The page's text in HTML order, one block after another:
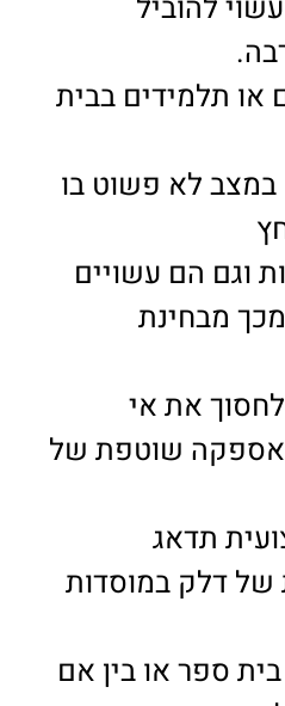
להוביל
או תלמידים בבית
לא פשוט בו
וגם הם עשויים
מבחינת
את אי
שוטפת של
תדאג
דלק במוסדות
ספר או בין אם